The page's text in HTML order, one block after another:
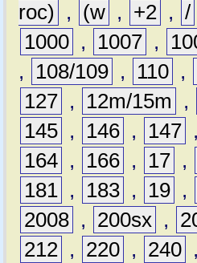
roc)
, (w , +2 , /
1000 , 1007 ,
,
108/109 , 110 ,
127 , 12m/15m ,
145 , 146 , 147 ,
164 , 166 , 17 ,
181 , 183 , 19 ,
2008 , 200sx ,
212 , 220 , 240 ,